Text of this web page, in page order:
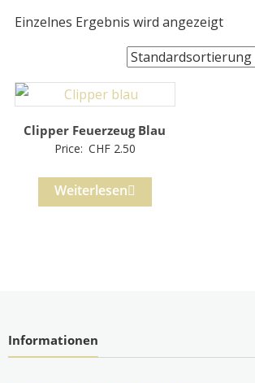
Einzelnes Ergebnis wird angezeigt
Clipper Feuerzeug Blau
Price: CHF2.50
Weiterlesen
Informationen